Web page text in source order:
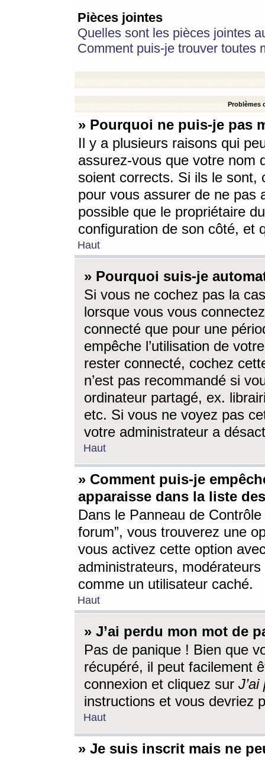
Pièces jointes
Quelles sont les pièces jointes
Comment puis-je trouver toutes
Problèmes
» Pourquoi ne puis-je pas
Il y a plusieurs raisons qui
assurez-vous que votre nom
soient corrects. Si ils le sont,
pour vous assurer de ne pas
possible que le propriétaire
configuration de son côté, et
Haut
» Pourquoi suis-je
Si vous ne cochez pas la
lorsque vous vous
connecté que pour une
empêche l’utilisation de
rester connecté, cochez
n’est pas recommandé si
ordinateur partagé, ex.
etc. Si vous ne voyez pas
votre administrateur a
Haut
» Comment puis-je
apparaisse dans la liste
Dans le Panneau de
forum”, vous trouverez une
vous activez cette option
administrateurs,
comme un utilisateur caché.
Haut
» J’ai perdu mon mot de
Pas de panique ! Bien que
récupéré, il peut facilement
connexion et cliquez sur
instructions et vous devriez
Haut
» Je suis inscrit mais ne